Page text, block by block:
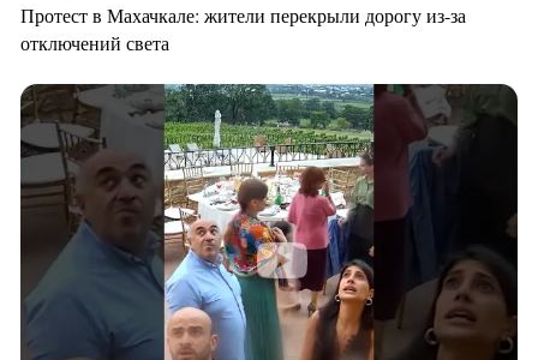
Протест в Махачкале: жители перекрыли дорогу из-за
отключений света